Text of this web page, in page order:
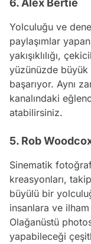
6. Alex Bertie
Yolculuğu ve
paylaşımlar
yakışıklılığı,
yüzünüzde büyük
başarıyor. Aynı
kanalındaki
atabilirsiniz.
5. Rob
Sinematik
kreasyonları,
büyülü bir
insanlara ve
Olağanüstü
yapabileceği